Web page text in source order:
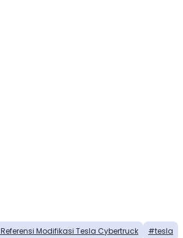
Referensi Modifikasi Tesla Cybertruck
tesla